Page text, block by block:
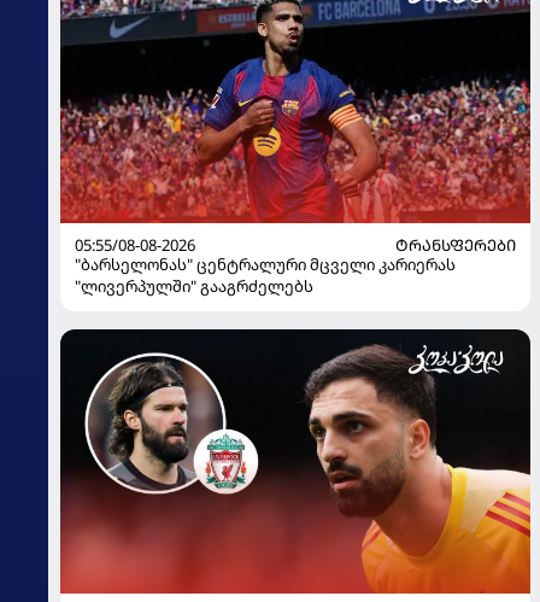
05:55/08-08-2026
ᲢᲠᲐᲜᲡᲤᲔᲠᲔᲑᲘ
"ბარსელონას" ცენტრალური მცველი კარიერას
"ლივერპულში" გააგრძელებს